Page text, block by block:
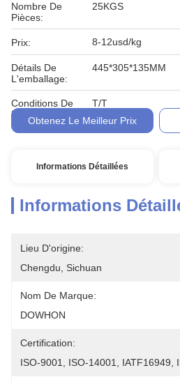
Nombre De
Pièces:
25KGS
Prix: 8-12usd/kg
Détails De
L'emballage:
445*305*135MM
Conditions De
Paiement:
T/T
Obtenez Le Meilleur Prix
Informations Détaillées
Informations
Lieu D'origine:
Chengdu, Sichuan
Nom De Marque:
DOWHON
Certification:
ISO-9001, ISO-14001, IATF16949,